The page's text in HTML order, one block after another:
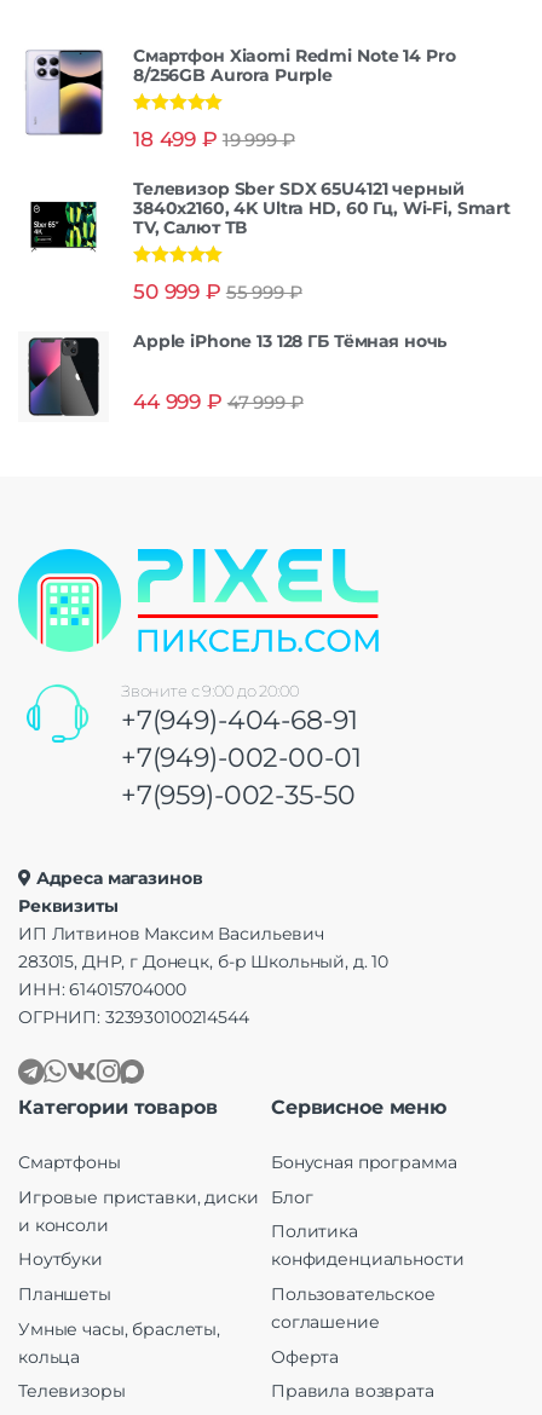
Смартфон Xiaomi Redmi Note 14 Pro
8/256GB Aurora Purple
из 5
18 499 ₽ 19 999₽
Телевизор Sber SDX 65U4121 черный
3840x2160, 4K Ultra HD, 60 Гц, Wi-Fi, Smart
TV, Салют ТВ
из 5
50 999 ₽ 55 999₽
Apple iPhone 13 128 ГБ Тёмная ночь
44 999 ₽ 47 999₽
Звоните с 9:00 до 20:00
+7(949)-404-68-91
+7(949)-002-00-01
+7(959)-002-35-50
Адреса магазинов
Реквизиты
ИП Литвинов Максим Васильевич
283015, ДНР, г Донецк, б-р Школьный, д. 10
ИНН: 614015704000
ОГРНИП: 323930100214544
Категории товаров
Смартфоны
Игровые приставки, диски
и консоли
Ноутбуки
Планшеты
Умные часы, браслеты,
кольца
Телевизоры
Сервисное меню
Бонусная программа
Блог
Политика
конфиденциальности
Пользовательское
соглашение
Оферта
Правила возврата